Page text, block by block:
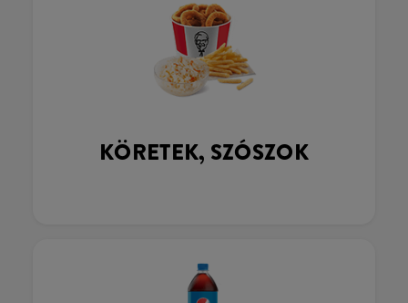
KÖRETEK, SZÓSZOK